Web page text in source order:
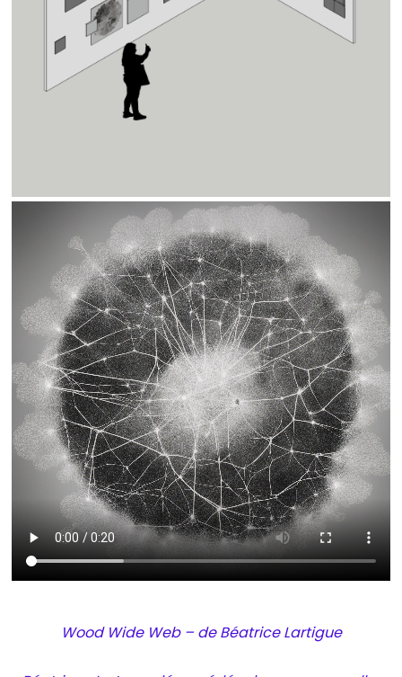
Wood Wide Web – de Béatrice Lartigue